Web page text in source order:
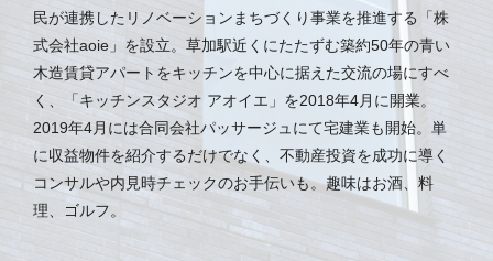
民が連携したリノベーションまちづくり事業を推進する「株
式会社aoie」を設立。草加駅近くにたたずむ築約50年の青い
木造賃貸アパートをキッチンを中心に据えた交流の場にすべ
く、「キッチンスタジオ アオイエ」を2018年4月に開業。
2019年4月には合同会社パッサージュにて宅建業も開始。単
に収益物件を紹介するだけでなく、不動産投資を成功に導く
コンサルや内見時チェックのお手伝いも。趣味はお酒、料
理、ゴルフ。